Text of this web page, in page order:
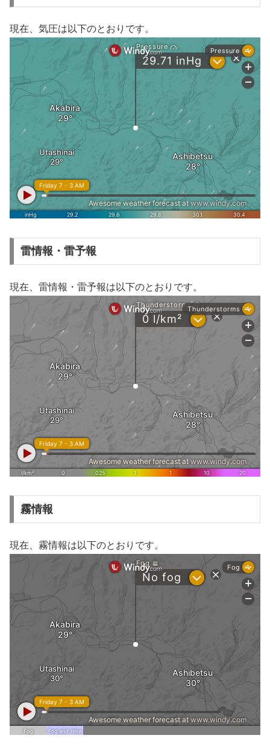
現在、気圧は以下のとおりです。
雷情報・雷予報
現在、雷情報・雷予報は以下のとおりです。
霧情報
現在、霧情報は以下のとおりです。